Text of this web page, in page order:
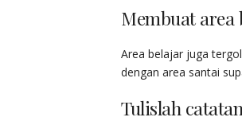
Membuat area
Area belajar juga
dengan area santai
Tulislah catatan